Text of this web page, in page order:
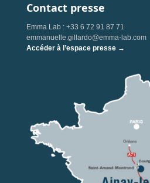
Contact presse
Emma Lab : +33 6 72 91 87 71
emmanuelle.gillardo@emma-lab.com
Accéder à l’espace presse →